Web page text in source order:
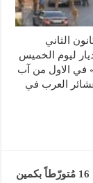
في «مجزرة خلدة» تستأنف في 16 كانون الثاني
ليوم الخميس
خلدة» في الاول من آب
عشائر العرب في
حzب الله مع أيّ مبادرة للتهدئة.. ويُطالب بتسليم 16 مُتورّطاً بكمين